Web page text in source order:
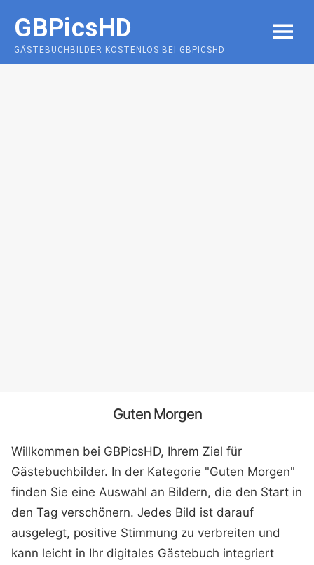
content
GBPicsHD
GÄSTEBUCHBILDER KOSTENLOS BEI GBPICSHD
MENU
Guten Morgen
Willkommen bei GBPicsHD, Ihrem Ziel für
Gästebuchbilder. In der Kategorie "Guten Morgen"
finden Sie eine Auswahl an Bildern, die den Start in
den Tag verschönern. Jedes Bild ist darauf
ausgelegt, positive Stimmung zu verbreiten und
kann leicht in Ihr digitales Gästebuch integriert